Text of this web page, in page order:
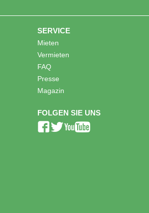
SERVICE
Mieten
Vermieten
FAQ
Presse
Magazin
FOLGEN SIE UNS